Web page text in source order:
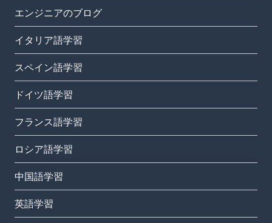
エンジニアのブログ
イタリア語学習
スペイン語学習
ドイツ語学習
フランス語学習
ロシア語学習
中国語学習
英語学習